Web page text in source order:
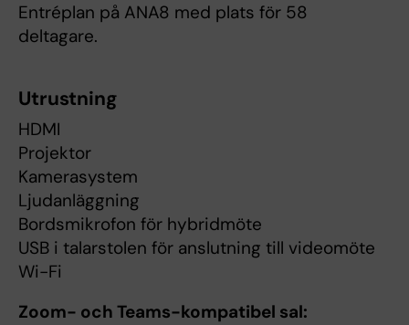
Entréplan på ANA8 med plats för 58
deltagare.
Utrustning
HDMI
Projektor
Kamerasystem
Ljudanläggning
Bordsmikrofon för hybridmöte
USB i talarstolen för anslutning till videomöte
Wi-Fi
Zoom- och Teams-kompatibel sal: